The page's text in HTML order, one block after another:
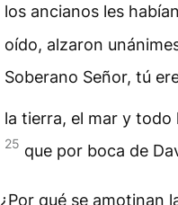
los ancianos les
oído, alzaron
Soberano Señor, tú
la tierra, el mar y todo
25 que por boca de
¿Por qué se amotinan